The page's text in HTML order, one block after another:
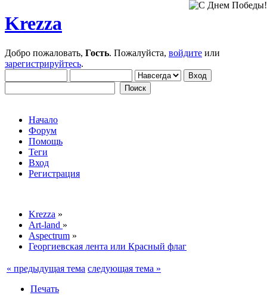
Krezza
Добро пожаловать, Гость. Пожалуйста, войдите или
зарегистрируйтесь.
Начало
Форум
Помощь
Теги
Вход
Регистрация
Krezza »
Art-land »
Aspectrum »
Георгиевская лента или Красный флаг
« предыдущая тема следующая тема »
Печать